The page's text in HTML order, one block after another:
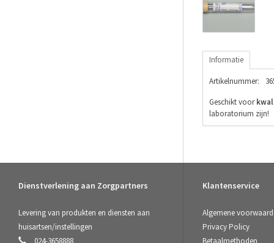
Informatie
Artikelnummer:
Geschikt voor
laboratorium zijn!
Dienstverlening aan Zorgpartners
Levering van produkten en diensten aan
huisartsen/instellingen
024-3658888
Klantenservice
Algemene
Privacy Policy
Betaalmethoden